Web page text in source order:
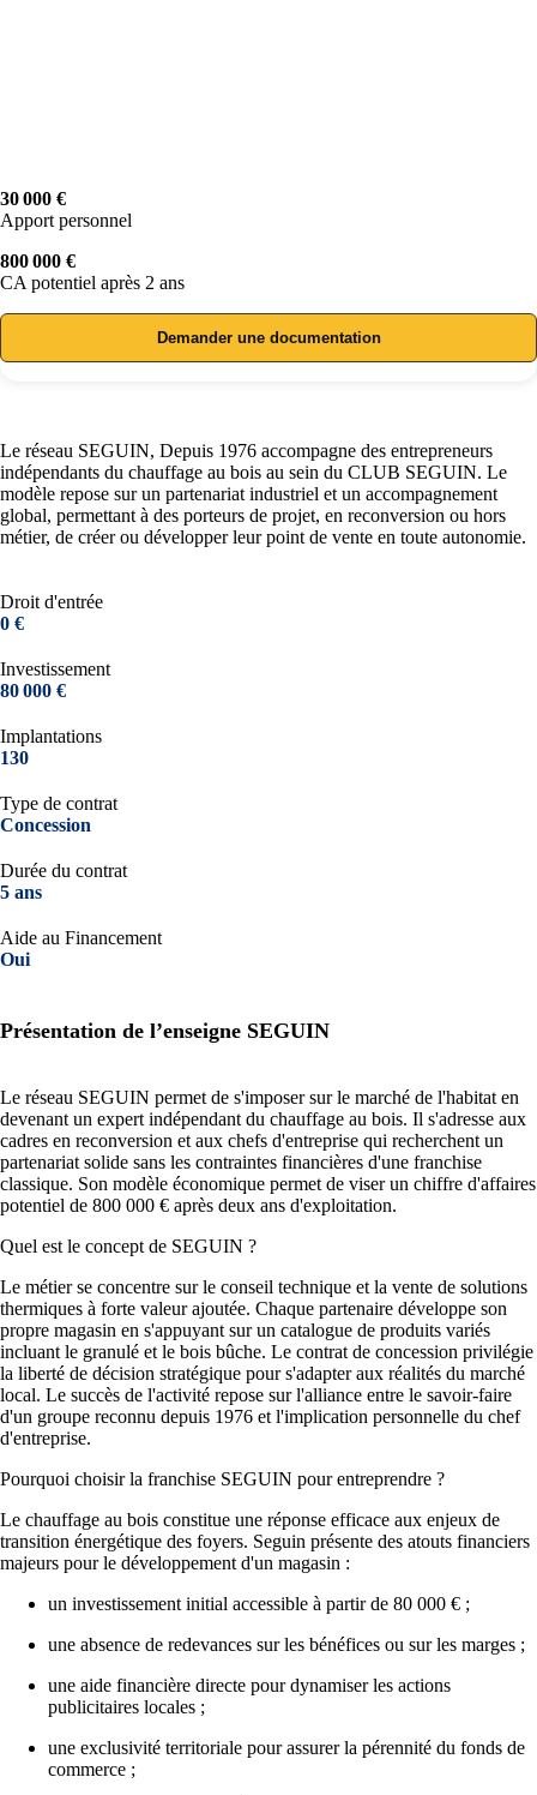
30 000 €
Apport personnel
800 000 €
CA potentiel après 2 ans
Demander une documentation
Le réseau SEGUIN, Depuis 1976 accompagne des entrepreneurs
indépendants du chauffage au bois au sein du CLUB SEGUIN. Le
modèle repose sur un partenariat industriel et un accompagnement
global, permettant à des porteurs de projet, en reconversion ou hors
métier, de créer ou développer leur point de vente en toute autonomie.
Droit d'entrée
0 €
Investissement
80 000 €
Implantations
130
Type de contrat
Concession
Durée du contrat
5 ans
Aide au Financement
Oui
Présentation de l’enseigne SEGUIN
Le réseau SEGUIN permet de s'imposer sur le marché de l'habitat en
devenant un expert indépendant du chauffage au bois. Il s'adresse aux
cadres en reconversion et aux chefs d'entreprise qui recherchent un
partenariat solide sans les contraintes financières d'une franchise
classique. Son modèle économique permet de viser un chiffre d'affaires
potentiel de 800 000 € après deux ans d'exploitation.
Quel est le concept de SEGUIN ?
Le métier se concentre sur le conseil technique et la vente de solutions
thermiques à forte valeur ajoutée. Chaque partenaire développe son
propre magasin en s'appuyant sur un catalogue de produits variés
incluant le granulé et le bois bûche. Le contrat de concession privilégie
la liberté de décision stratégique pour s'adapter aux réalités du marché
local. Le succès de l'activité repose sur l'alliance entre le savoir-faire
d'un groupe reconnu depuis 1976 et l'implication personnelle du chef
d'entreprise.
Pourquoi choisir la franchise SEGUIN pour entreprendre ?
Le chauffage au bois constitue une réponse efficace aux enjeux de
transition énergétique des foyers. Seguin présente des atouts financiers
majeurs pour le développement d'un magasin :
un investissement initial accessible à partir de 80 000 € ;
une absence de redevances sur les bénéfices ou sur les marges ;
une aide financière directe pour dynamiser les actions
publicitaires locales ;
une exclusivité territoriale pour assurer la pérennité du fonds de
commerce ;